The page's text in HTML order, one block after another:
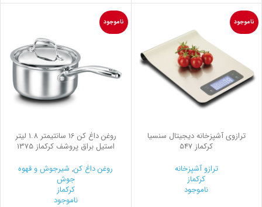
ناموجود
ترازوی آشپزخانه دیجیتال سنسیا
کرکماز 547
ترازو آشپزخانه
کرکماز
ناموجود
ناموجود
روغن داغ كن 16 سانتیمتر 1.8 لیتر
استیل براق پروشف کرکماز 1375
روغن داغ کن, شیرجوش و قهوه
جوش
کرکماز
ناموجود